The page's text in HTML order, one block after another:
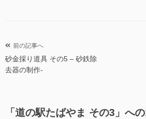
投
稿
ナ
前の記事へ
砂金採り道具 その5 – 砂鉄除
去器の制作-
「 道の駅たばやま その3 」へ